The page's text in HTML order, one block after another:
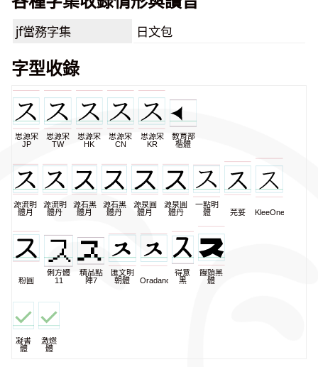
jf當務字集 日文包
字型收錄
思源宋
JP
思源宋
TW
思源宋
HK
思源宋
CN
思源宋
KR
教育部
楷體
源流明
體月
源流明
體丹
源石黑
體月
源石黑
體丹
源泉圓
體月
源泉圓
體丹
一點明
體
芫荽 KleeOne
粉圓
俐方體
11
精品點
陣7
匯文明
朝體
Oradano
得意
黑
饅頭黑
體
凝書
體
激燃
體